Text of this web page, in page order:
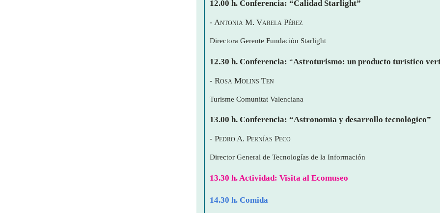
12.00 h. Conferencia: “Calidad Starlight”
- Antonia M. Varela Pérez
Directora Gerente Fundación Starlight
12.30 h. Conferencia: “Astroturismo: un producto turístico
- Rosa Molins Ten
Turisme Comunitat Valenciana
13.00 h. Conferencia: “Astronomía y desarrollo tecnológico”
- Pedro A. Pernías Peco
Director General de Tecnologías de la Información
13.30 h. Actividad: Visita al Ecomuseo
14.30 h. Comida